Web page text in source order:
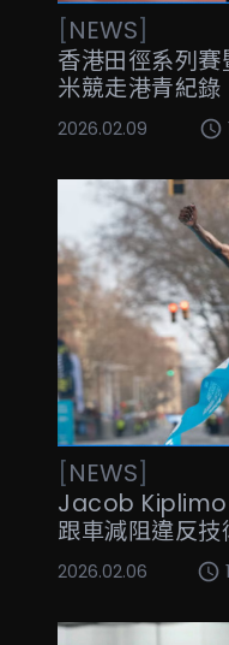
[NEWS]
香港田徑系列
米競走港青紀錄
2026.02.09
[NEWS]
Jacob Kiplimo
跟車減阻違反技
2026.02.06